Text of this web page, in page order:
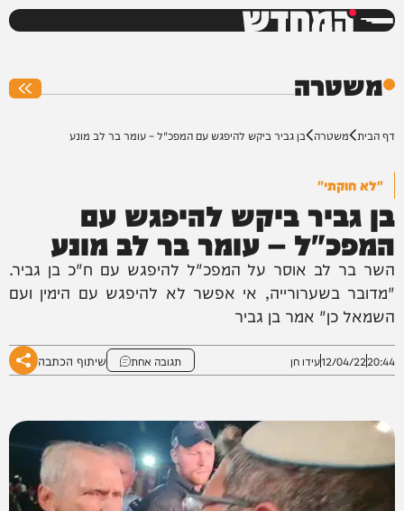
המחדש
משטרה
דף הבית משטרה בן גביר ביקש להיפגש עם המפכ"ל – עומר בר לב מונע
"לא חוקתי"
בן גביר ביקש להיפגש עם
המפכ"ל – עומר בר לב מונע
השר בר לב אוסר על המפכ"ל להיפגש עם ח"כ בן גביר.
"מדובר בשערורייה, אי אפשר לא להיפגש עם הימין ועם
השמאל כן" אמר בן גביר
20:44
12/04/22עידו חן תגובה אחת שיתוף הכתבה